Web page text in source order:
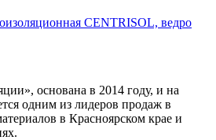
CENTRISOL, ведро
основана в 2014 году, и на
одним из лидеров продаж в
в Красноярском крае и